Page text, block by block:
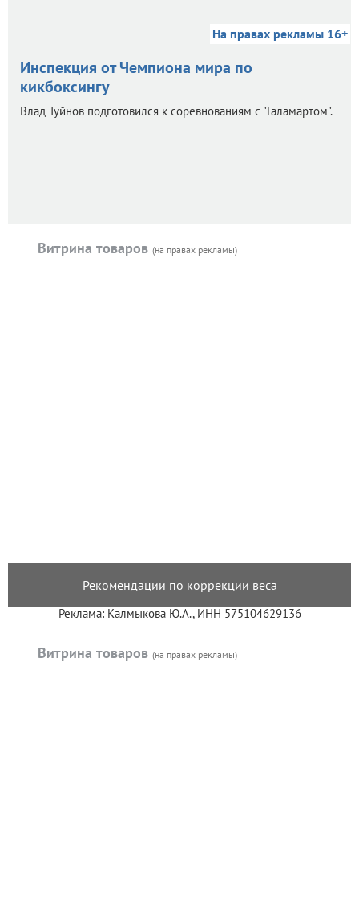
На правах рекламы 16+
Инспекция от Чемпиона мира по
кикбоксингу
Влад Туйнов подготовился к соревнованиям с "Галамартом".
Витрина товаров (на правах рекламы)
Рекомендации по коррекции веса
Реклама: Калмыкова Ю.А., ИНН 575104629136
Витрина товаров (на правах рекламы)